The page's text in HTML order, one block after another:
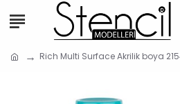
Rich Multi Surface Akrilik boya